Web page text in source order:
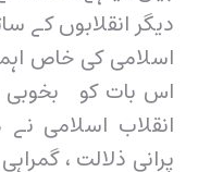
دیگر انقلابوں کے
اسلامی کی خاص
اس بات کو بخوبی
انقلاب اسلامی
پرانی ذلالت ،